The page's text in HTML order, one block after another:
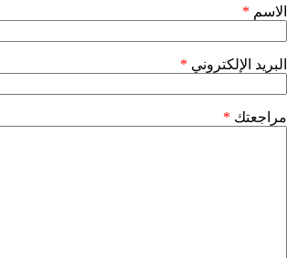
الاسم *
البريد الإلكتروني *
مراجعتك *